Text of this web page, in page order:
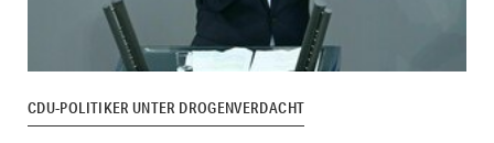
CDU-POLITIKER UNTER DROGENVERDACHT